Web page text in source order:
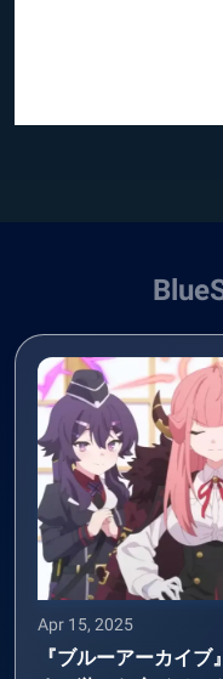
Apr 15, 2025
『ブルーアーカイ